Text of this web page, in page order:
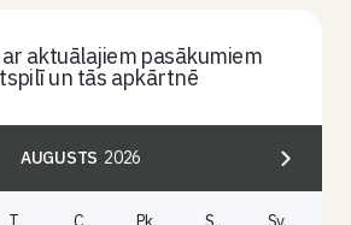
aktuālajiem pasākumiem
un tās apkārtnē
AUGUSTS 2026